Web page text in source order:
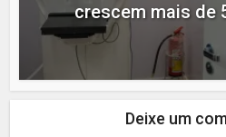
crescem mais de
Deixe um